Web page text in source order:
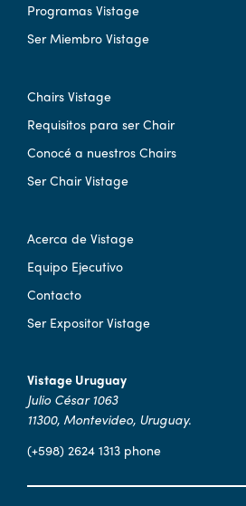
Programas Vistage
Ser Miembro Vistage
Chairs Vistage
Requisitos para ser Chair
Conocé a nuestros Chairs
Ser Chair Vistage
Acerca de Vistage
Equipo Ejecutivo
Contacto
Ser Expositor Vistage
Vistage Uruguay
Julio César 1063
11300, Montevideo, Uruguay.
(+598) 2624 1313 phone